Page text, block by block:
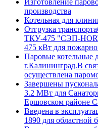
производства
Котельная для
Отгрузка
ТКУ-475 "СЭП-
475 кВт для
Паровые котельные
г.Калининград.В
осуществлена
Завершены
3.2 МВт для
Ершовском районе
Введена в
1890 для областной